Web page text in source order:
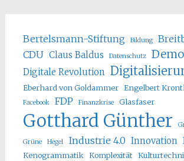
Bertelsmann-Stiftung Bildung
CDU Claus Baldus Datenschutz
Digitale Revolution
Eberhard von Goldammer Engelbert
Facebook FDP Finanzkrise Glasfaser
Gotthard Günther
Grüne Hegel Industrie 4.0 Innovation
Kenogrammatik Komplexität